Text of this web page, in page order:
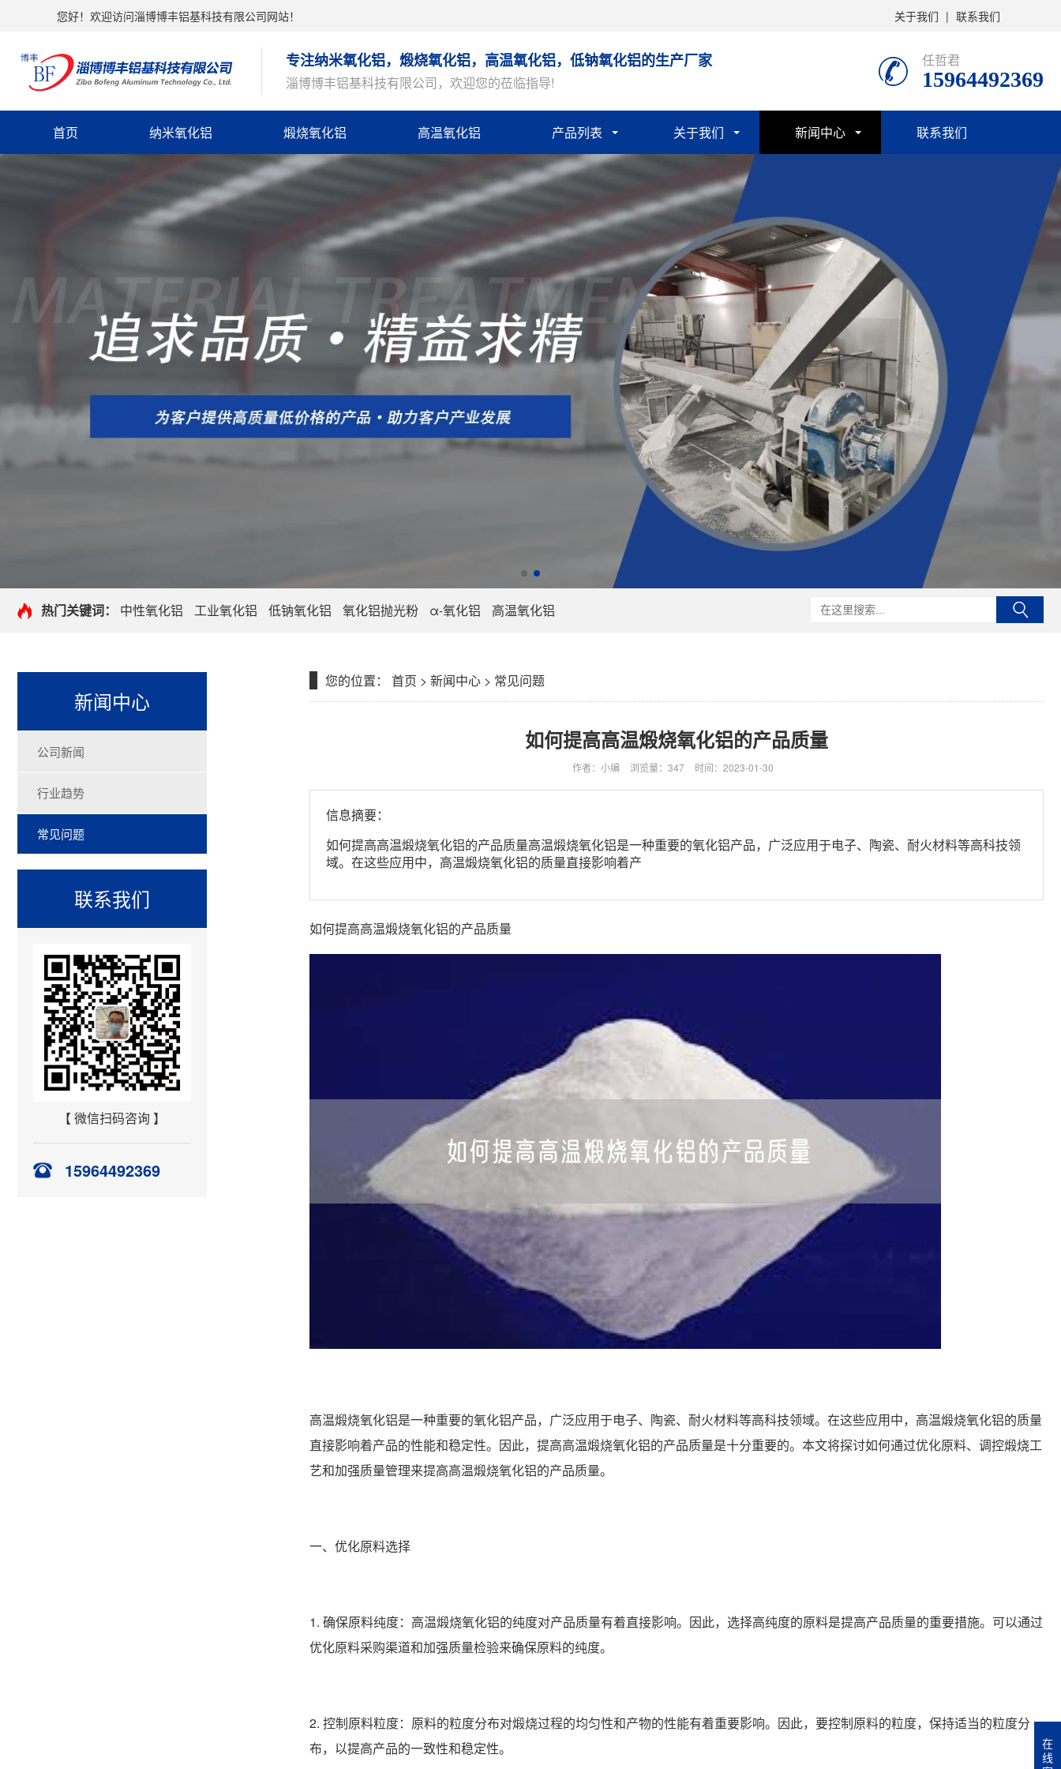
您好！欢迎访问淄博博丰铝基科技有限公司网站！ 关于我们 | 联系我们
专注纳米氧化铝，煅烧氧化铝，高温氧化铝，低钠氧化铝的生产厂家
淄博博丰铝基科技有限公司，欢迎您的莅临指导!
任哲君
15964492369
首页 纳米氧化铝 煅烧氧化铝 高温氧化铝 产品列表 关于我们 新闻中心 联系我们
热门关键词： 中性氧化铝 工业氧化铝 低钠氧化铝 氧化铝抛光粉 α-氧化铝 高温氧化铝
新闻中心
公司新闻
行业趋势
常见问题
联系我们
【 微信扫码咨询 】
15964492369
您的位置： 首页 > 新闻中心 > 常见问题
如何提高高温煅烧氧化铝的产品质量
作者：小编 浏览量： 347 时间：2023-01-30
信息摘要：
如何提高高温煅烧氧化铝的产品质量高温煅烧氧化铝是一种重要的氧化铝产品，广泛应用于电子、陶瓷、耐火材料等高科技领
域。在这些应用中，高温煅烧氧化铝的质量直接影响着产
如何提高高温煅烧氧化铝的产品质量
高温煅烧氧化铝是一种重要的氧化铝产品，广泛应用于电子、陶瓷、耐火材料等高科技领域。在这些应用中，高温煅烧氧化铝的质量
直接影响着产品的性能和稳定性。因此，提高高温煅烧氧化铝的产品质量是十分重要的。本文将探讨如何通过优化原料、调控煅烧工
艺和加强质量管理来提高高温煅烧氧化铝的产品质量。
一、优化原料选择
1. 确保原料纯度：高温煅烧氧化铝的纯度对产品质量有着直接影响。因此，选择高纯度的原料是提高产品质量的重要措施。可以通过
优化原料采购渠道和加强质量检验来确保原料的纯度。
2. 控制原料粒度：原料的粒度分布对煅烧过程的均匀性和产物的性能有着重要影响。因此，要控制原料的粒度，保持适当的粒度分
布，以提高产品的一致性和稳定性。
在
线